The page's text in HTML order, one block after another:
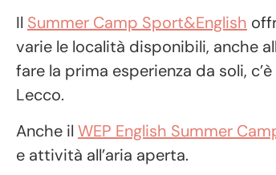
Il Summer Camp Sport&English
varie le località disponibili, anche
fare la prima esperienza da soli,
Lecco.
Anche il WEP English Summer
e attività all’aria aperta.